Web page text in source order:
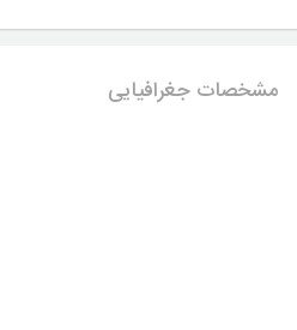
مشخصات جغرافیایی